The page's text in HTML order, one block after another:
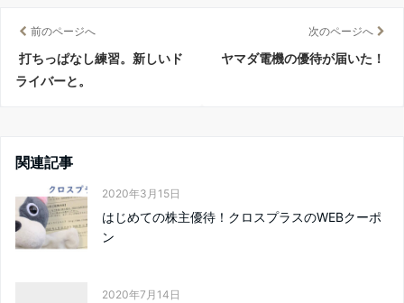
前のページへ
打ちっぱなし練習。新しいド
ライバーと。
次のページへ
ヤマダ電機の優待が届いた！
関連記事
2020年3月15日
はじめての株主優待！クロスプラスのWEBクーポ
ン
2020年7月14日